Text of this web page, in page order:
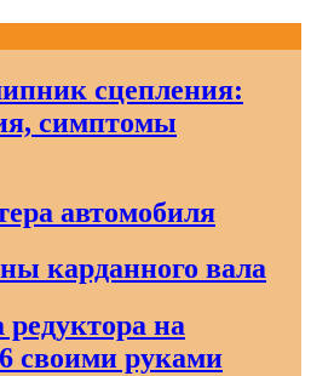
сцепления:
симптомы
автомобиля
карданного вала
на
своими руками